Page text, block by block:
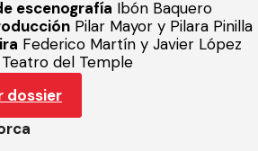
escenografía Ibón Baquero
Pilar Mayor y Pilara Pinilla
Federico Martín y Javier López
Teatro del Temple
dossier